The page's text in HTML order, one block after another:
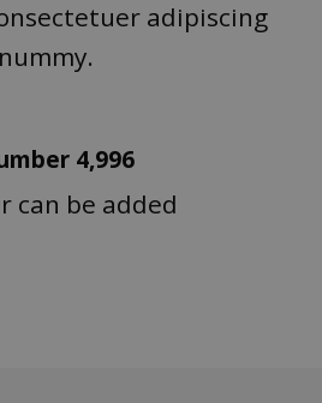
adipiscing
5,000
can be added